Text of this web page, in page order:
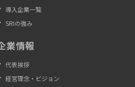
導入企業一覧
SRIの強み
業情報
代表挨拶
経営理念・ビジョン